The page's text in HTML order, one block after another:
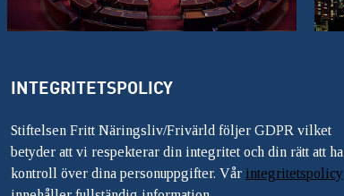
INTEGRITETSPOLICY
Stiftelsen Fritt Näringsliv/Frivärld följer GDPR vilket
betyder att vi respekterar din integritet och din rätt att ha
kontroll över dina personuppgifter. Vår integritetspolicy